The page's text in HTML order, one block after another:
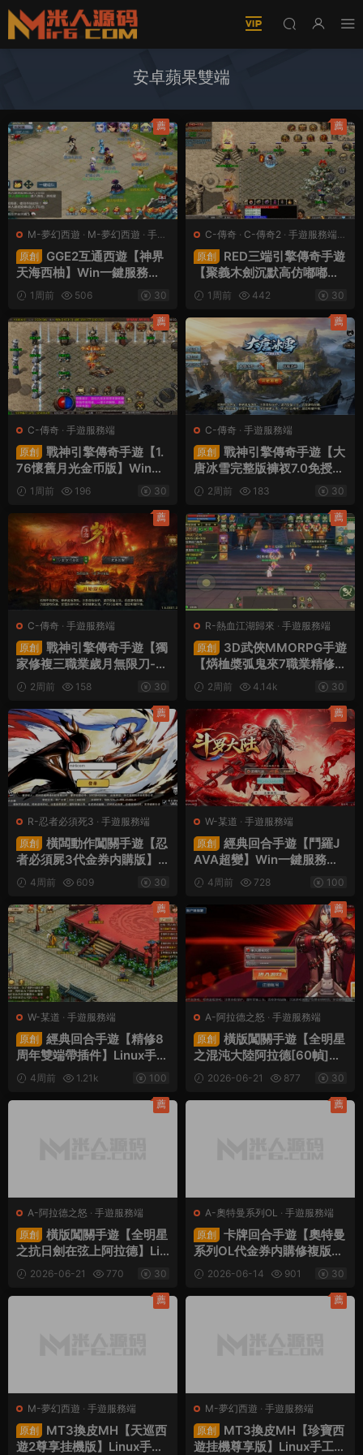
安卓蘋果雙端
M-夢幻西遊 · M-夢幻西遊 · 手遊
服務端 · 端遊服務端
原創
GGE2互通西遊【神界
天海西柚】Win一鍵服務端
+安卓蘋果PC三端+内置GM
工具+全套源碼+視頻架設教
程
1周前 506 30
薦
C-傳奇 · C-傳奇2 · 手遊服務端·
端遊服務端
原創
RED三端引擎傳奇手遊
【聚義木劍沉默高仿嘟嘟沉
默】Win一鍵服務端+安卓蘋
果PC三端+視頻架設教程
1周前 442 30
薦
C-傳奇 · 手遊服務端
原創
戰神引擎傳奇手遊【1.
76懷舊月光金币版】Win一
鍵服務端+安卓蘋果雙端+G
M授權物品後台+視頻架設教
程
1周前 196 30
薦
C-傳奇 · 手遊服務端
原創
戰神引擎傳奇手遊【大
唐冰雪完整版褲衩7.0免授
權】Win一鍵服務端+GM授
權後台+安卓蘋果雙端+視頻
架設教程
2周前 183 30
薦
C-傳奇 · 手遊服務端
原創
戰神引擎傳奇手遊【獨
家修複三職業歲月無限刀-白
豬3.0】Win一鍵服務端+安
卓蘋果雙端+GM授權後台
+視頻架設教程
2周前 158 30
薦
R-熱血江湖歸來 · 手遊服務端
原創
3D武俠MMORPG手遊
【焫桖槳弧鬼來7職業精修代
金券内購版】Linux手工服務
端+安卓蘋果雙端+CDK授權
後台+視頻架設教程
2周前 4.14k 30
薦
R-忍者必須死3 · 手遊服務端
原創
橫闆動作闖關手遊【忍
者必須屍3代金券内購版】Li
nux手工服務端+安卓蘋果雙
端+前後端全套源碼+CDK授
權後台+視頻架設教程
4周前 609 30
薦
W-某道 · 手遊服務端
原創
經典回合手遊【鬥羅J
AVA超變】Win一鍵服務端
+安卓蘋果雙端+運營後台
+視頻架設教程
4周前 728 100
薦
W-某道 · 手遊服務端
原創
經典回合手遊【精修8
周年雙端帶插件】Linux手工
服務端+插件+安卓蘋果雙端
+GM授權後台+視頻架設教
程
4周前 1.21k 100
薦
A-阿拉德之怒 · 手遊服務端
原創
橫版闖關手遊【全明星
之混沌大陸阿拉德[60幀]】
Linux手工服務端+全套前後
端源碼+WEB管理後台+GM
授權後台+安卓蘋果雙端+視
2026-06-21 877 30
薦
A-阿拉德之怒 · 手遊服務端
原創
橫版闖關手遊【全明星
之抗日劍在弦上阿拉德】Lin
ux手工服務端+配套表+全功
能管理後台+GM授權後台
+安卓蘋果雙端+視頻架設教
2026-06-21 770 30
薦
A-奧特曼系列OL · 手遊服務端
原創
卡牌回合手遊【奧特曼
系列OL代金券内購修複版】
Linux手工服務端+加解密工
具+CDK授權後台+安卓蘋果
雙端+視頻架設教程
2026-06-14 901 30
薦
M-夢幻西遊 · 手遊服務端
原創
MT3換皮MH【天巡西
遊2尊享挂機版】Linux手工
薦
M-夢幻西遊 · 手遊服務端
原創
MT3換皮MH【珍寶西
遊挂機尊享版】Linux手工服
薦